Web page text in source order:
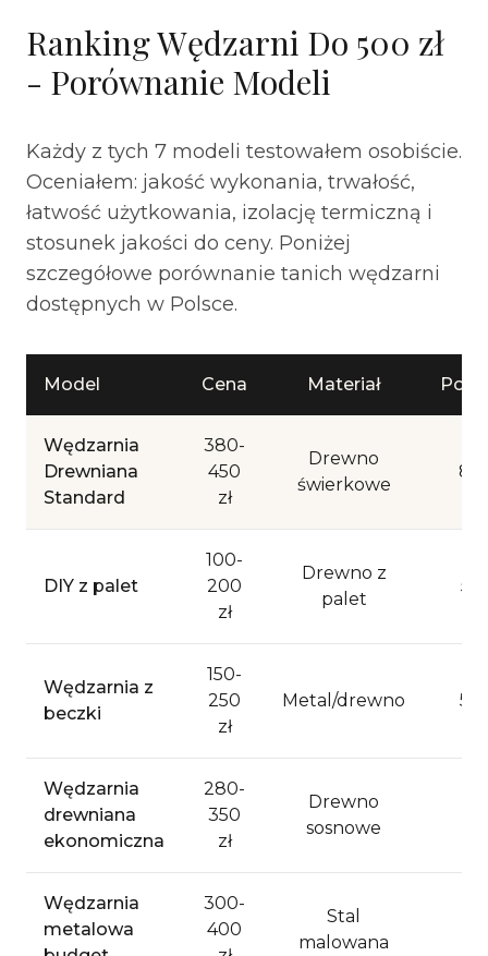
Ranking Wędzarni Do 500 zł
- Porównanie Modeli
Każdy z tych 7 modeli testowałem osobiście.
Oceniałem: jakość wykonania, trwałość,
łatwość użytkowania, izolację termiczną i
stosunek jakości do ceny. Poniżej
szczegółowe porównanie tanich wędzarni
dostępnych w Polsce.
Model Cena Materiał
Wędzarnia
Drewniana
Standard
380-
450
zł
Drewno
świerkowe
8-
DIY z palet
100-
200
zł
Drewno z
palet
5-
Wędzarnia z
beczki
150-
250
zł
Metal/drewno 5-
Wędzarnia
drewniana
ekonomiczna
280-
350
zł
Drewno
sosnowe
Wędzarnia
metalowa
300-
400
Stal
malowana